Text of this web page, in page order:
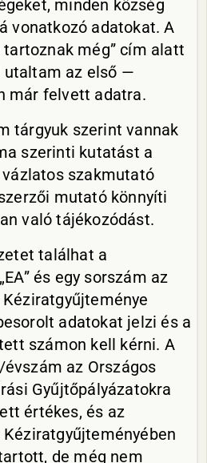
minden község
vonatkozó adatokat. A
még” cím alatt
utaltam az első —
már felvett adatra.
tárgyuk szerint vannak
szerinti kutatást a
szakmutató
mutató könnyíti
való tájékozódást.
találhat a
és egy sorszám az
adatokat jelzi és a
számon kell kérni. A
évszám az Országos
Gyűjtőpályázatokra
értékes, és az
de még nem